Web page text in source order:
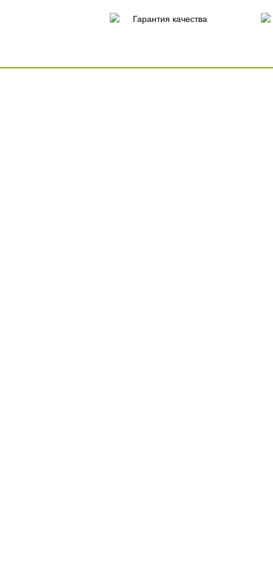
Гарантия качества